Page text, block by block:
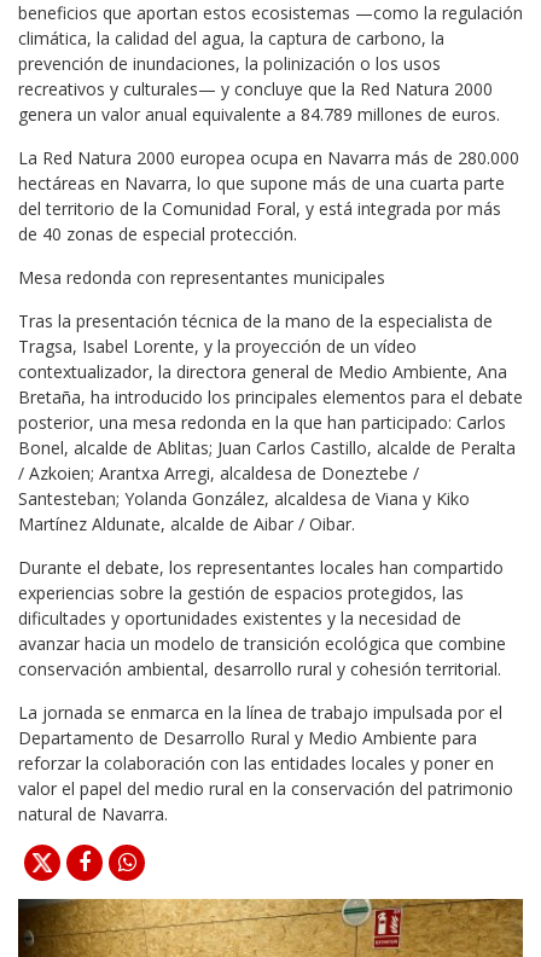
beneficios que aportan estos ecosistemas —como la regulación
climática, la calidad del agua, la captura de carbono, la
prevención de inundaciones, la polinización o los usos
recreativos y culturales— y concluye que la Red Natura 2000
genera un valor anual equivalente a 84.789 millones de euros.
La Red Natura 2000 europea ocupa en Navarra más de 280.000
hectáreas en Navarra, lo que supone más de una cuarta parte
del territorio de la Comunidad Foral, y está integrada por más
de 40 zonas de especial protección.
Mesa redonda con representantes municipales
Tras la presentación técnica de la mano de la especialista de
Tragsa, Isabel Lorente, y la proyección de un vídeo
contextualizador, la directora general de Medio Ambiente, Ana
Bretaña, ha introducido los principales elementos para el debate
posterior, una mesa redonda en la que han participado: Carlos
Bonel, alcalde de Ablitas; Juan Carlos Castillo, alcalde de Peralta
/ Azkoien; Arantxa Arregi, alcaldesa de Doneztebe /
Santesteban; Yolanda González, alcaldesa de Viana y Kiko
Martínez Aldunate, alcalde de Aibar / Oibar.
Durante el debate, los representantes locales han compartido
experiencias sobre la gestión de espacios protegidos, las
dificultades y oportunidades existentes y la necesidad de
avanzar hacia un modelo de transición ecológica que combine
conservación ambiental, desarrollo rural y cohesión territorial.
La jornada se enmarca en la línea de trabajo impulsada por el
Departamento de Desarrollo Rural y Medio Ambiente para
reforzar la colaboración con las entidades locales y poner en
valor el papel del medio rural en la conservación del patrimonio
natural de Navarra.